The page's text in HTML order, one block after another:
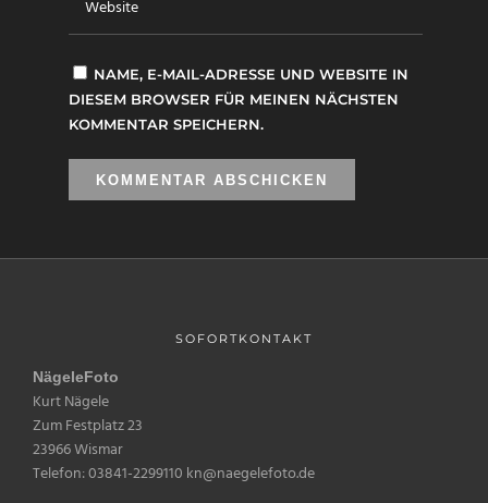
NAME, E-MAIL-ADRESSE UND WEBSITE IN
DIESEM BROWSER FÜR MEINEN NÄCHSTEN
KOMMENTAR SPEICHERN.
SOFORTKONTAKT
NägeleFoto
Kurt Nägele
Zum Festplatz 23
23966 Wismar
Telefon: 03841-2299110 kn@naegelefoto.de